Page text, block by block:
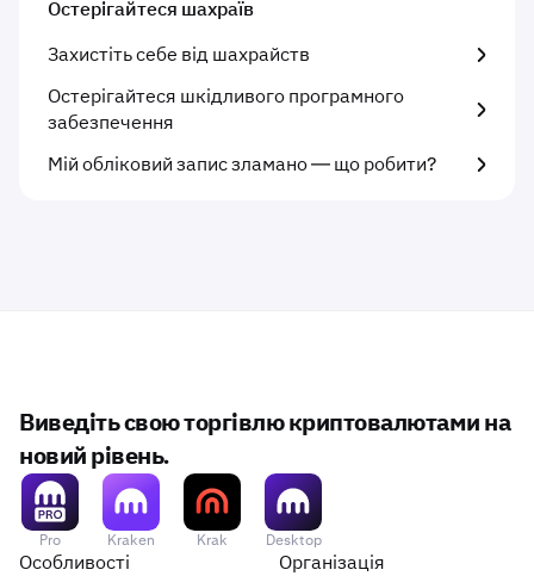
Остерігайтеся шахраїв
Захистіть себе від шахрайств
Остерігайтеся шкідливого програмного
забезпечення
Мій обліковий запис зламано — що робити?
Виведіть свою торгівлю криптовалютами на
новий рівень.
Pro Kraken Krak Desktop
Особливості Організація